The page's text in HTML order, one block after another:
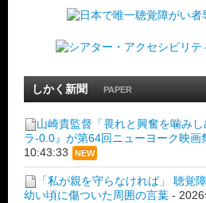
しかく新聞 PAPER
山崎貴監督「畏れと興奮を噛み
ラ-0.0』が第64回ニューヨーク映画
10:43:33
NEW
「私が親を守らなければ」 聴覚
幼い頃に傷ついた周囲の言葉 -